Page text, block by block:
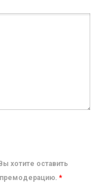
хотите оставить
*